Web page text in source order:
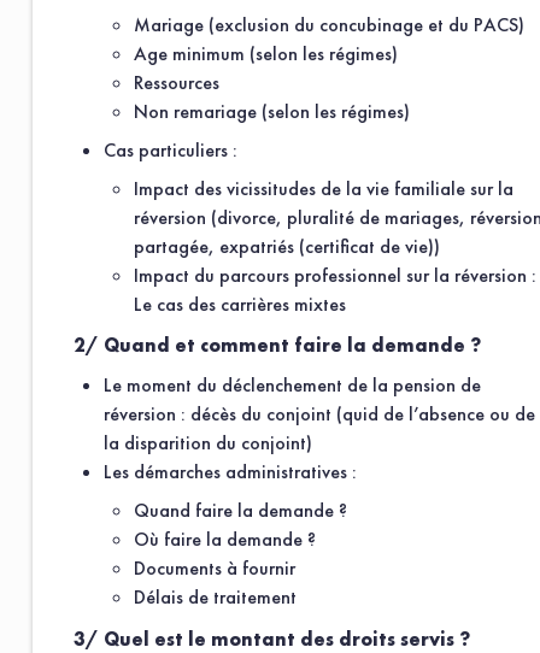
Mariage (exclusion du concubinage et du PACS)
Age minimum (selon les régimes)
Ressources
Non remariage (selon les régimes)
Cas particuliers :
Impact des vicissitudes de la vie familiale sur la
réversion (divorce, pluralité de mariages,
partagée, expatriés (certificat de vie))
Impact du parcours professionnel sur la réversion :
Le cas des carrières mixtes
2/ Quand et comment faire la demande ?
Le moment du déclenchement de la pension de
réversion : décès du conjoint (quid de l’absence ou de
la disparition du conjoint)
Les démarches administratives :
Quand faire la demande ?
Où faire la demande ?
Documents à fournir
Délais de traitement
3/ Quel est le montant des droits servis ?